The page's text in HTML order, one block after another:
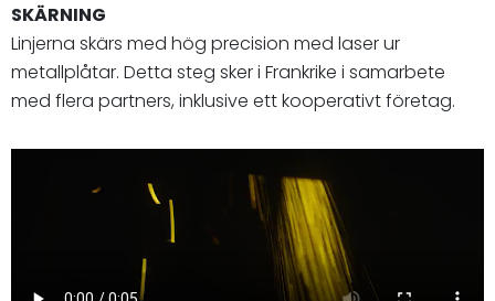
SKÄRNING
Linjerna skärs med hög precision med laser ur
metallplåtar. Detta steg sker i Frankrike i samarbete
med flera partners, inklusive ett kooperativt företag.